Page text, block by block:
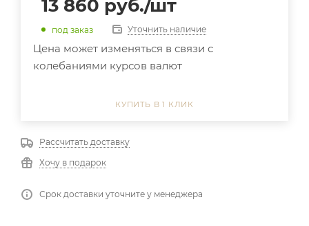
13 860 руб./шт
под заказ Уточнить наличие
Цена может изменяться в связи с
колебаниями курсов валют
КУПИТЬ В 1 КЛИК
Рассчитать доставку
Хочу в подарок
Срок доставки уточните у менеджера